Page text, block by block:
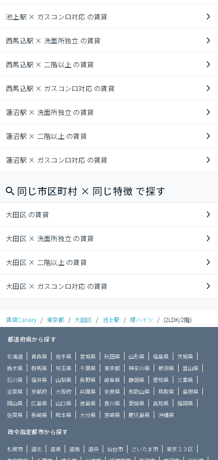
池上駅 × ガスコンロ対応 の賃貸
西馬込駅 × 洗面所独立 の賃貸
西馬込駅 × 二階以上 の賃貸
西馬込駅 × ガスコンロ対応 の賃貸
蓮沼駅 × 洗面所独立 の賃貸
蓮沼駅 × 二階以上 の賃貸
蓮沼駅 × ガスコンロ対応 の賃貸
同じ市区町村 × 同じ特徴 で探す
大田区 の賃貸
大田区 × 洗面所独立 の賃貸
大田区 × 二階以上 の賃貸
大田区 × ガスコンロ対応 の賃貸
賃貸Canary / 東京都 / 大田区 / 池上駅 / 榎ハイツ / (2LDK/2階)
都道府県から探す
北海道 青森県 岩手県 宮城県 秋田県 山形県 福島県
茨城県
栃木県
群馬県 埼玉県 千葉県 東京都 神奈川県 新潟県
富山県
石川県
福井県 山梨県 長野県 岐阜県 静岡県 愛知県
三重県
滋賀県
京都府 大阪府 兵庫県 奈良県 和歌山県 鳥取県
島根県
岡山県
広島県 山口県 徳島県 香川県 愛媛県 高知県
福岡県
佐賀県
長崎県 熊本県 大分県 宮崎県 鹿児島県 沖縄県
政令指定都市から探す
札幌市 道北 道東 道南 道央 仙台市 さいたま市
東京２３区